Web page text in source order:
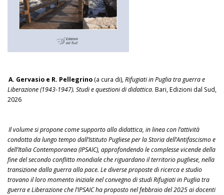
A. Gervasio e R. Pellegrino (a cura di),Rifugiati in Puglia tra guerra e
Liberazione (1943-1947). Studi e questioni di didattica. Bari, Edizioni dal Sud,
2026
Il volume si propone come supporto alla didattica, in linea con l’attività
condotta da lungo tempo dall’Istituto Pugliese per la Storia dell’Antifascismo e
dell’Italia Contemporanea (IPSAIC), approfondendo le complesse vicende della
fine del secondo conflitto mondiale che riguardano il territorio pugliese, nella
transizione dalla guerra alla pace. Le diverse proposte di ricerca e studio
trovano il loro momento iniziale nel convegno di studi Rifugiati in Puglia tra
guerra e Liberazione che l’IPSAIC ha proposto nel febbraio del 2025 ai docenti